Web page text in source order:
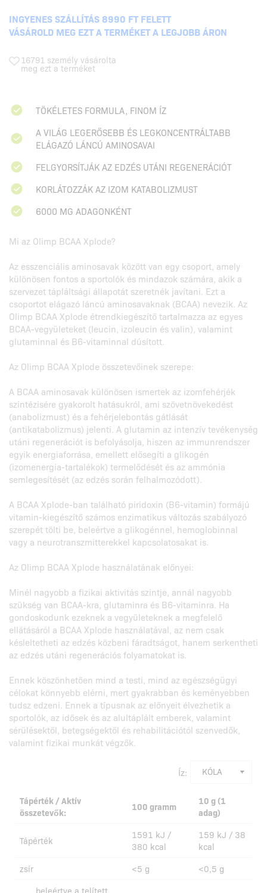
INGYENES SZÁLLÍTÁS 8990 FT FELETT
VÁSÁROLD MEG EZT A TERMÉKET A LEGJOBB ÁRON
16791 személy vásárolta
meg ezt a terméket
TÖKÉLETES FORMULA, FINOM ÍZ
A VILÁG LEGERŐSEBB ÉS LEGKONCENTRÁLTABB
ELÁGAZÓ LÁNCÚ AMINOSAVAI
FELGYORSÍTJÁK AZ EDZÉS UTÁNI REGENERÁCIÓT
KORLÁTOZZÁK AZ IZOM KATABOLIZMUST
6000 MG ADAGONKÉNT
Mi az Olimp BCAA Xplode?
Az esszenciális aminosavak között van egy csoport, amely
különösen fontos a sportolók és mindazok számára, akik a
szervezet tápláltsági állapotát szeretnék javítani. Ezt a
csoportot elágazó láncú aminosavaknak (BCAA) nevezik. Az
Olimp BCAA Xplode étrendkiegészítő tartalmazza az egyes
BCAA-vegyületeket (leucin, izoleucin és valin), valamint
glutaminnal és B6-vitaminnal dúsított.
Az Olimp BCAA Xplode összetevőinek szerepe:
A BCAA aminosavak különösen ismertek az izomfehérjék
szintézisére gyakorolt hatásukról, ami szövetnövekedést
(anabolizmust) és a fehérjelebontás gátlását
(antikatabolizmus) jelenti. A glutamin az intenzív tevékenység
utáni regenerációt is befolyásolja, hiszen az immunrendszer
egyik energiaforrása, emellett elősegíti a glikogén
(izomenergia-tartalékok) termelődését és az ammónia
semlegesítését (az edzés során felhalmozódott).
A BCAA Xplode-ban található piridoxin (B6-vitamin) formájú
vitamin-kiegészítő számos enzimatikus változás szabályozó
szerepét tölti be, beleértve a glikogénnel, hemoglobinnal
vagy a neurotranszmitterekkel kapcsolatosakat is.
Az Olimp BCAA Xplode használatának előnyei:
Minél nagyobb a fizikai aktivitás szintje, annál nagyobb
szükség van BCAA-kra, glutaminra és B6-vitaminra. Ha
gondoskodunk ezeknek a vegyületeknek a megfelelő
ellátásáról a BCAA Xplode használatával, az nem csak
késleltetheti az edzés közbeni fáradtságot, hanem serkentheti
az edzés utáni regenerációs folyamatokat is.
Ennek köszönhetően mind a testi, mind az egészségügyi
célokat könnyebb elérni, mert gyakrabban és keményebben
tudsz edzeni. Ennek a típusnak az előnyeit élvezhetik a
sportolók, az idősek és az alultáplált emberek, valamint
sérülésektől, betegségektől és rehabilitációtól szenvedők,
valamint fizikai munkát végzők.
Íz:
Tápérték / Aktív
összetevők:
100 gramm
10 g (1
adag)
Tápérték
1591 kJ /
380 kcal
159 kJ / 38
kcal
zsír
<5 g
<0,5 g
beleértve a telített